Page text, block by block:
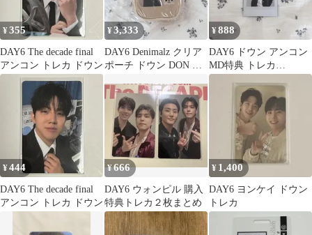
¥355
DAY6 The decade final
アンコン トレカ ドウン
¥3,333
DAY6 Denimalz クリア
ポーチ ドウン DON ト
¥888
DAY6 ドウン アンコン
MD特典 トレカ
FOREVER YOUNG
¥444
DAY6 The decade final
アンコン トレカ ドウン
¥666
DAY6 ウォンピル 購入
特典トレカ２枚まとめ
¥ 1,400
DAY6 ヨンケイ ドウン
トレカ